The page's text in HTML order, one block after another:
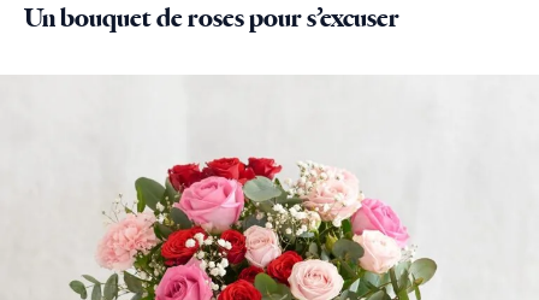
Un bouquet de roses pour s’excuser